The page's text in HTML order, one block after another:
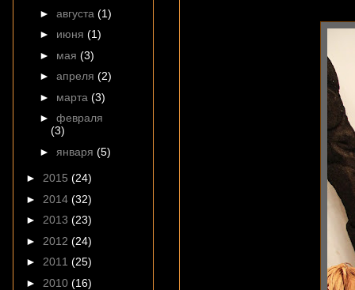
► августа (1)
► июня (1)
► мая (3)
► апреля (2)
► марта (3)
► февраля
(3)
► января (5)
► 2015 (24)
► 2014 (32)
► 2013 (23)
► 2012 (24)
► 2011 (25)
► 2010 (16)